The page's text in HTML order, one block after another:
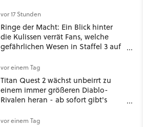
vor 17 Stunden
Ringe der Macht: Ein Blick hinter
die Kulissen verrät Fans, welche
gefährlichen Wesen in Staffel 3 auf
vor einem Tag
Titan Quest 2 wächst unbeirrt zu
einem immer größeren Diablo-
Rivalen heran - ab sofort gibt's
Klasse
vor einem Tag